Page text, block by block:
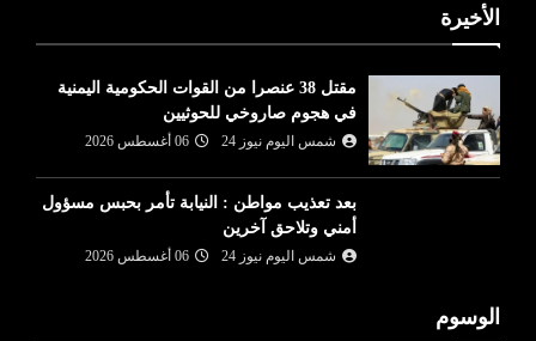
الأخيرة
مقتل 38 عنصرا من القوات الحكومية اليمنية
في هجوم صاروخي للحوثيين
شمس اليوم نيوز 24 06 أغسطس 2026
بعد تعذيب مواطن : النيابة تأمر بحبس مسؤول
أمني وتلاحق آخرين
شمس اليوم نيوز 24 06 أغسطس 2026
الوسوم